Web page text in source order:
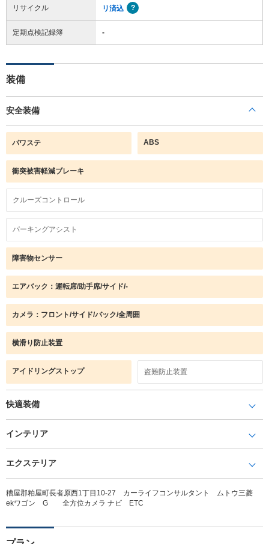
リサイクル リ済込
定期点検記録簿 -
装備
安全装備
パワステ ABS
衝突被害軽減ブレーキ
クルーズコントロール
パーキングアシスト
障害物センサー
エアバック：運転席/助手席/サイド/-
カメラ：フロント/サイド/バック/全周囲
横滑り防止装置
アイドリングストップ 盗難防止装置
快適装備
インテリア
エクステリア
糟屋郡粕屋町長者原西1丁目10-27 カーライフコンサルタント ムトウ三菱
ekワゴン G 全方位カメラ ナビ ETC